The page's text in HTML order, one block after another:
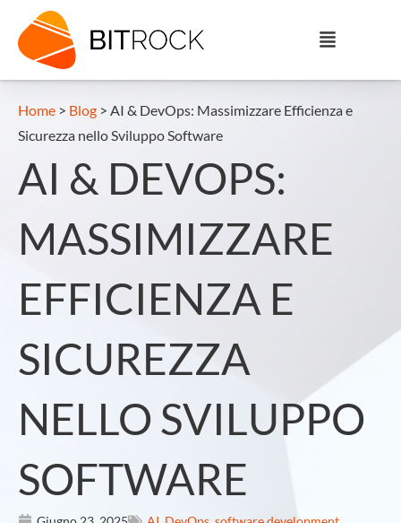
Home > Blog > AI & DevOps: Massimizzare Efficienza e
Sicurezza nello Sviluppo Software
AI & DEVOPS:
MASSIMIZZARE
EFFICIENZA E
SICUREZZA
NELLO SVILUPPO
SOFTWARE